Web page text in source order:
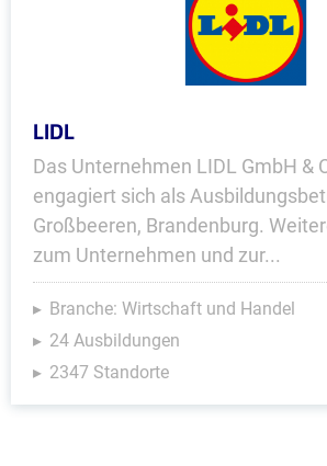
LIDL
Das Unternehmen LIDL GmbH &
engagiert sich als
Großbeeren, Brandenburg.
zum Unternehmen und zur...
Branche: Wirtschaft und Handel
24 Ausbildungen
2347 Standorte